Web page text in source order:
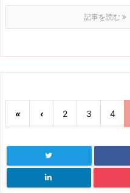
記事を読む
« ‹ 2 3 4